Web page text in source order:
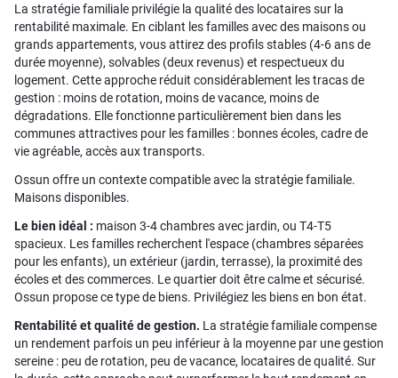
La stratégie familiale privilégie la qualité des locataires sur la
rentabilité maximale. En ciblant les familles avec des maisons ou
grands appartements, vous attirez des profils stables (4-6 ans de
durée moyenne), solvables (deux revenus) et respectueux du
logement. Cette approche réduit considérablement les tracas de
gestion : moins de rotation, moins de vacance, moins de
dégradations. Elle fonctionne particulièrement bien dans les
communes attractives pour les familles : bonnes écoles, cadre de
vie agréable, accès aux transports.
Ossun offre un contexte compatible avec la stratégie familiale.
Maisons disponibles.
Le bien idéal : maison 3-4 chambres avec jardin, ou T4-T5
spacieux. Les familles recherchent l'espace (chambres séparées
pour les enfants), un extérieur (jardin, terrasse), la proximité des
écoles et des commerces. Le quartier doit être calme et sécurisé.
Ossun propose ce type de biens. Privilégiez les biens en bon état.
Rentabilité et qualité de gestion. La stratégie familiale compense
un rendement parfois un peu inférieur à la moyenne par une gestion
sereine : peu de rotation, peu de vacance, locataires de qualité. Sur